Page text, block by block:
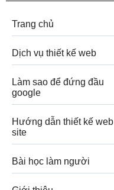
Trang chủ
Dịch vụ thiết kế web
Làm sao để đứng đầu
google
Hướng dẫn thiết kế web
site
Bài học làm người